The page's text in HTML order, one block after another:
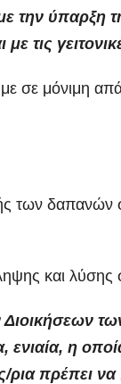
ύπαρξη
τις
σε μόνιμη
των δαπανών
και
ενιαία, η
ρια πρέπει